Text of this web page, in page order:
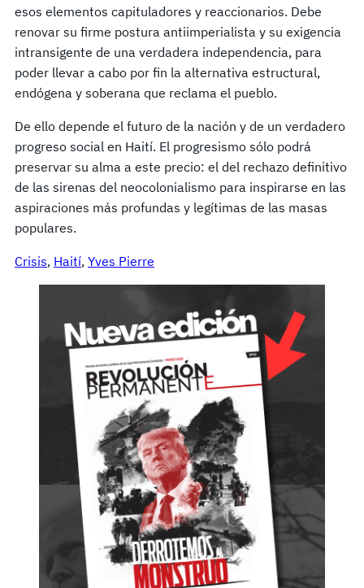
esos elementos capituladores y reaccionarios. Debe
renovar su firme postura antiimperialista y su exigencia
intransigente de una verdadera independencia, para
poder llevar a cabo por fin la alternativa estructural,
endógena y soberana que reclama el pueblo.
De ello depende el futuro de la nación y de un verdadero
progreso social en Haití. El progresismo sólo podrá
preservar su alma a este precio: el del rechazo definitivo
de las sirenas del neocolonialismo para inspirarse en las
aspiraciones más profundas y legítimas de las masas
populares.
Crisis, Haití, Yves Pierre